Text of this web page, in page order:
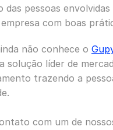
das pessoas
empresa com boas
não conhece o
solução líder de
trazendo a
com um de